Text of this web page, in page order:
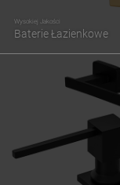
Wysokiej Jakości
Baterie Łazienkowe